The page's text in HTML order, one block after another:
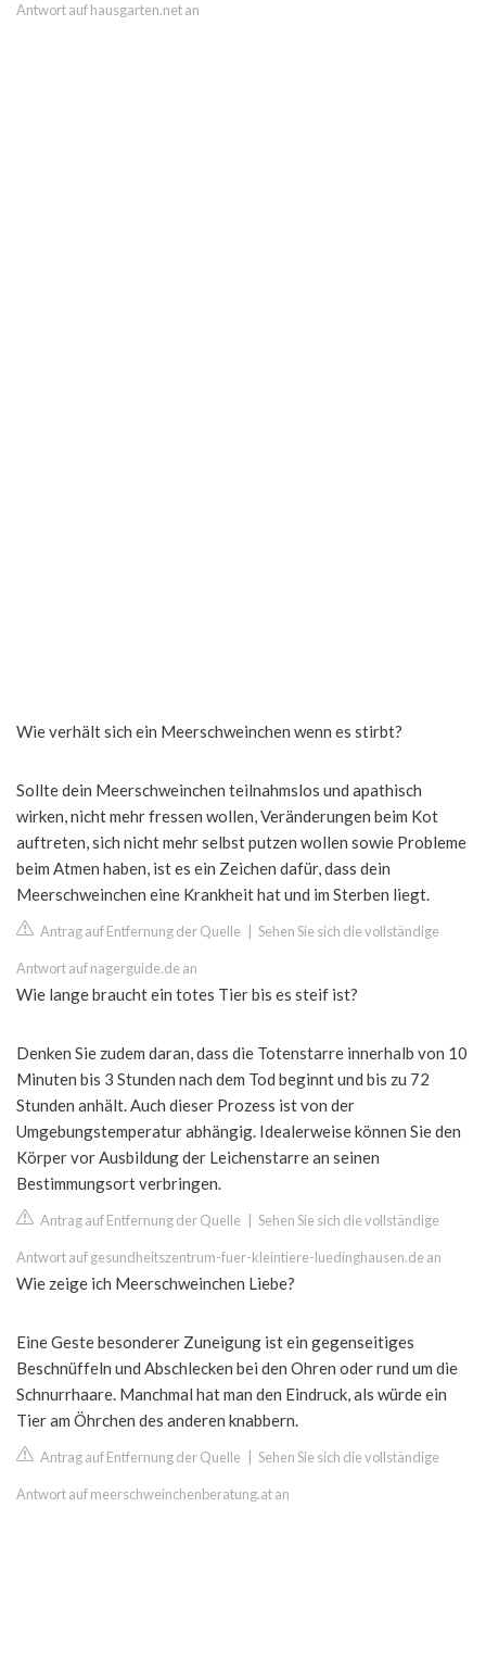
Antwort auf hausgarten.net an
Wie verhält sich ein Meerschweinchen wenn es stirbt?
Sollte dein Meerschweinchen teilnahmslos und apathisch
wirken, nicht mehr fressen wollen, Veränderungen beim Kot
auftreten, sich nicht mehr selbst putzen wollen sowie Probleme
beim Atmen haben, ist es ein Zeichen dafür, dass dein
Meerschweinchen eine Krankheit hat und im Sterben liegt.
Antrag auf Entfernung der Quelle Sehen Sie sich die vollständige
Antwort auf nagerguide.de an
Wie lange braucht ein totes Tier bis es steif ist?
Denken Sie zudem daran, dass die Totenstarre innerhalb von 10
Minuten bis 3 Stunden nach dem Tod beginnt und bis zu 72
Stunden anhält. Auch dieser Prozess ist von der
Umgebungstemperatur abhängig. Idealerweise können Sie den
Körper vor Ausbildung der Leichenstarre an seinen
Bestimmungsort verbringen.
Antrag auf Entfernung der Quelle Sehen Sie sich die vollständige
Antwort auf gesundheitszentrum-fuer-kleintiere-luedinghausen.de an
Wie zeige ich Meerschweinchen Liebe?
Eine Geste besonderer Zuneigung ist ein gegenseitiges
Beschnüffeln und Abschlecken bei den Ohren oder rund um die
Schnurrhaare. Manchmal hat man den Eindruck, als würde ein
Tier am Öhrchen des anderen knabbern.
Antrag auf Entfernung der Quelle Sehen Sie sich die vollständige
Antwort auf meerschweinchenberatung.at an